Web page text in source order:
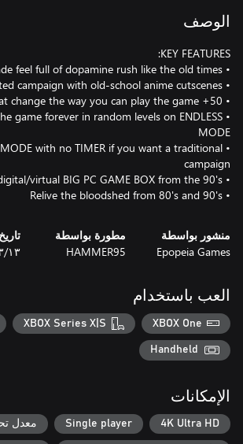
الوصف
game forever in random levels on ENDLESS
MODE with no TIMER if you want a traditional
• Relive the bloodshed from 80's and 90's
منشور بواسطة
Epopeia Games
مطورة بواسطة
HAMMER95 ١٣‏/٣‏/٢٠٢٥
العب باستخدام
XBOX One
XBOX Series X|S
Handheld
الإمكانات
4K Ultra HD
Single player معدل